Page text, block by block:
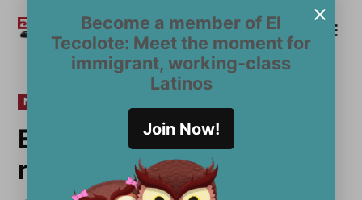
Become a member of El
Tecolote: Meet the moment for
immigrant, working-class
Latinos
Join Now!
contenido
El
Tecolote
Become a Member
PUBLICADO
EN
NOTICIAS
El Museo Mexicano abre
nueva senda